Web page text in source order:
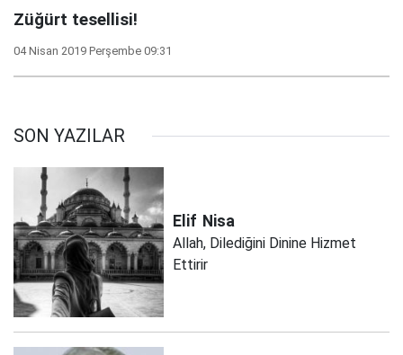
Züğürt tesellisi!
04 Nisan 2019 Perşembe 09:31
SON YAZILAR
Elif Nisa
Allah, Dilediğini Dinine Hizmet
Ettirir